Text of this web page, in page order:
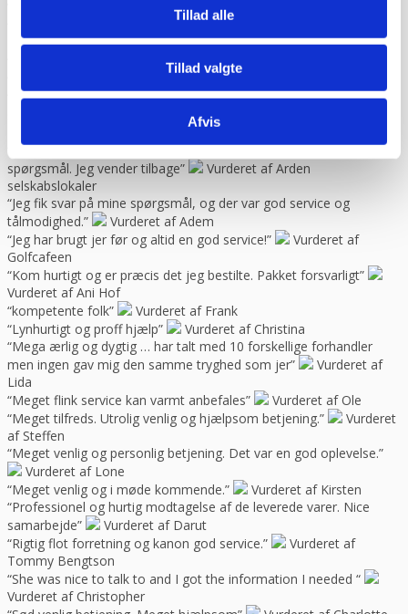
Tillad alle
Tillad valgte
Afvis
“Hurtig køb og hurtig levering ! Ikke så meget pjat “
Helle
Vurderet af Birgitte Andersen
Vurderet af Build consult Ivs
“Hvis I giver mig links til alle steder, hvor jeg kan rose jer til
skyerne, så skal jeg med fornøjelse skrive niget”
“Jeg blev ikke presset til noget, men fik nogle seriøse svar på mine
spørgsmål. Jeg vender tilbage”
Vurderet af Arden
selskabslokaler
“Jeg fik svar på mine spørgsmål, og der var god service og
tålmodighed.”
Vurderet af Adem
“Jeg har brugt jer før og altid en god service!”
Vurderet af
Golfcafeen
“Kom hurtigt og er præcis det jeg bestilte. Pakket forsvarligt”
Vurderet af Ani Hof
“kompetente folk”
Vurderet af Frank
“Lynhurtigt og proff hjælp”
Vurderet af Christina
“Mega ærlig og dygtig … har talt med 10 forskellige forhandler
men ingen gav mig den samme tryghed som jer”
Vurderet af
Lida
“Meget flink service kan varmt anbefales”
Vurderet af Ole
“Meget tilfreds. Utrolig venlig og hjælpsom betjening.”
Vurderet
af Steffen
“Meget venlig og personlig betjening. Det var en god oplevelse.”
Vurderet af Lone
“Meget venlig og i møde kommende.”
Vurderet af Kirsten
“Professionel og hurtig modtagelse af de leverede varer. Nice
samarbejde”
Vurderet af Darut
“Rigtig flot forretning og kanon god service.”
Vurderet af
Tommy Bengtson
“She was nice to talk to and I got the information I needed “
Vurderet af Christopher